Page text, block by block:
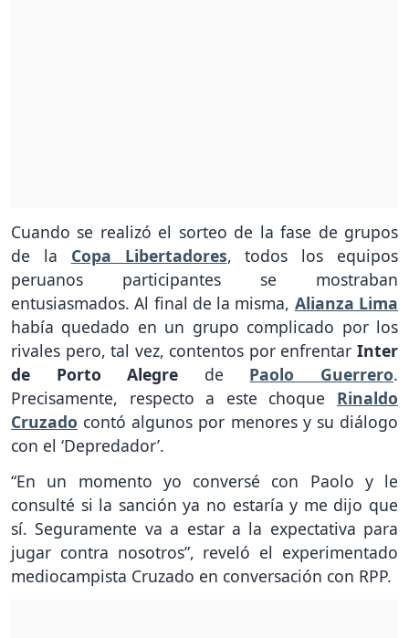
Cuando se realizó el sorteo de la fase de grupos
de la Copa Libertadores, todos los equipos
peruanos participantes se mostraban
entusiasmados. Al final de la misma, Alianza Lima
había quedado en un grupo complicado por los
rivales pero, tal vez, contentos por enfrentar Inter
de Porto Alegre de Paolo Guerrero.
Precisamente, respecto a este choque Rinaldo
Cruzado contó algunos por menores y su diálogo
con el ‘Depredador’.
“En un momento yo conversé con Paolo y le
consulté si la sanción ya no estaría y me dijo que
sí. Seguramente va a estar a la expectativa para
jugar contra nosotros”, reveló el experimentado
mediocampista Cruzado en conversación con RPP.